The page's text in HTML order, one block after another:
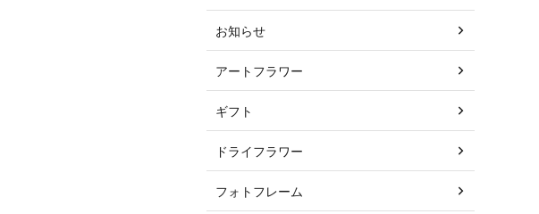
お知らせ
アートフラワー
ギフト
ドライフラワー
フォトフレーム